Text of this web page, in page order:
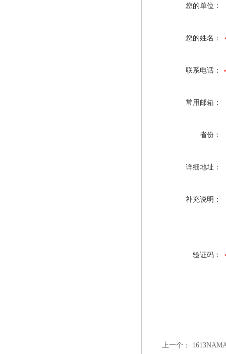
您的单位：
您的姓名：
联系电话：
常用邮箱：
省份：
详细地址：
补充说明：
验证码：
上一个：